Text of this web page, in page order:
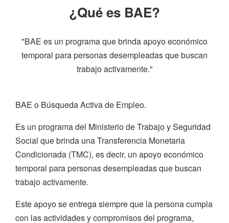
¿Qué es BAE?
"BAE es un programa que brinda apoyo económico
temporal para personas desempleadas que buscan
trabajo activamente."
BAE o Búsqueda Activa de Empleo.
Es un programa del Ministerio de Trabajo y Seguridad
Social que brinda una Transferencia Monetaria
Condicionada (TMC), es decir, un apoyo económico
temporal para personas desempleadas que buscan
trabajo activamente.
Este apoyo se entrega siempre que la persona cumpla
con las actividades y compromisos del programa,